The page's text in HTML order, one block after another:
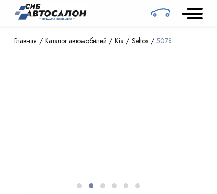
Главная Каталог автомобилей Kia Seltos 5078